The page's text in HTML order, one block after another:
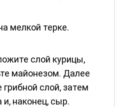
мелкой терке.
слой курицы,
майонезом. Далее
слой, затем
наконец, сыр.